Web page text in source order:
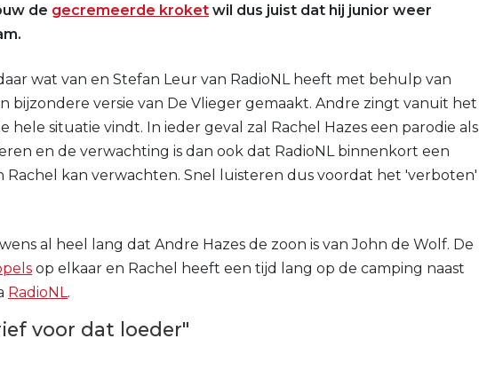
de gecremeerde kroket wil dus juist dat hij junior weer
wat van en Stefan Leur van RadioNL heeft met behulp van
bijzondere versie van De Vlieger gemaakt. Andre zingt vanuit het
hele situatie vindt. In ieder geval zal Rachel Hazes een parodie als
en de verwachting is dan ook dat RadioNL binnenkort een
Rachel kan verwachten. Snel luisteren dus voordat het 'verboten'
al heel lang dat Andre Hazes de zoon is van John de Wolf. De
op elkaar en Rachel heeft een tijd lang op de camping naast
RadioNL .
voor dat loeder"